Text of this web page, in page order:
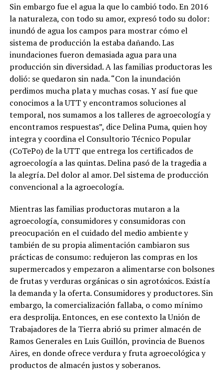
Sin embargo fue el agua la que lo cambió todo. En 2016
la naturaleza, con todo su amor, expresó todo su dolor:
inundó de agua los campos para mostrar cómo el
sistema de producción la estaba dañando. Las
inundaciones fueron demasiada agua para una
producción sin diversidad. A las familias productoras les
dolió: se quedaron sin nada. “Con la inundación
perdimos mucha plata y muchas cosas. Y así fue que
conocimos a la UTT y encontramos soluciones al
temporal, nos sumamos a los talleres de agroecología y
encontramos respuestas”, dice Delina Puma, quien hoy
integra y coordina el Consultorio Técnico Popular
(CoTePo) de la UTT que entrega los certificados de
agroecología a las quintas. Delina pasó de la tragedia a
la alegría. Del dolor al amor. Del sistema de producción
convencional a la agroecología.
Mientras las familias productoras mutaron a la
agroecología, consumidores y consumidoras con
preocupación en el cuidado del medio ambiente y
también de su propia alimentación cambiaron sus
prácticas de consumo: redujeron las compras en los
supermercados y empezaron a alimentarse con bolsones
de frutas y verduras orgánicas o sin agrotóxicos. Existía
la demanda y la oferta. Consumidores y productores. Sin
embargo, la comercialización fallaba, o como mínimo
era desprolija. Entonces, en ese contexto la Unión de
Trabajadores de la Tierra abrió su primer almacén de
Ramos Generales en Luis Guillón, provincia de Buenos
Aires, en donde ofrece verdura y fruta agroecológica y
productos de almacén justos y soberanos.